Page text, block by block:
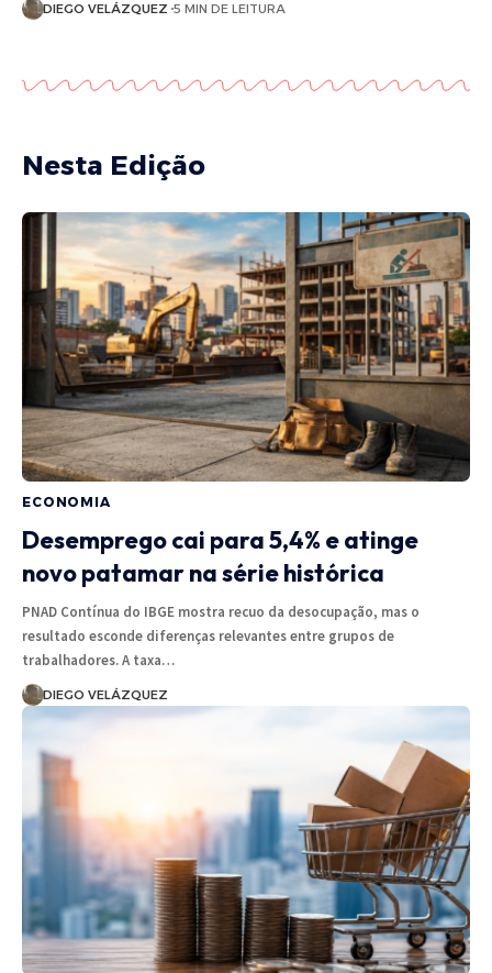
DIEGO VELÁZQUEZ 5 MIN DE LEITURA
Nesta Edição
ECONOMIA
Desemprego cai para 5,4% e atinge
novo patamar na série histórica
PNAD Contínua do IBGE mostra recuo da desocupação, mas o
resultado esconde diferenças relevantes entre grupos de
trabalhadores. A taxa…
DIEGO VELÁZQUEZ